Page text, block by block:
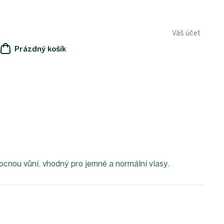
Váš účet
NÁKUPNÍ
Prázdný košík
vůní, vhodný pro jemné a normální vlasy.